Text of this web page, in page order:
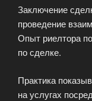
Заключение
проведение
Опыт риелтора
по сделке.
Практика
на услугах